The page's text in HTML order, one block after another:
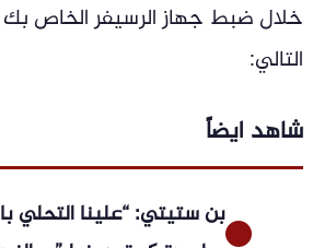
خلال ضبط جهاز الرسيفر الخاص بك
التالي:
شاهد ايضاً
بن ستيتي: “علينا التحلي